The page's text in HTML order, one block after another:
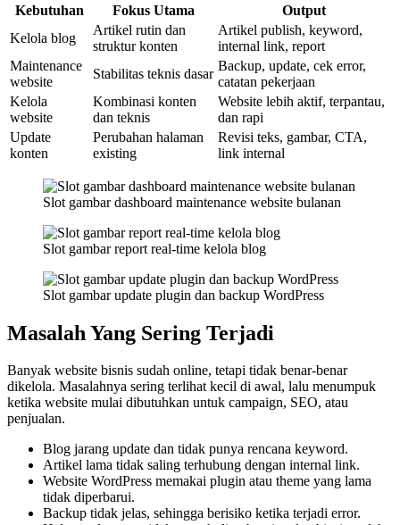
Kebutuhan
Fokus Utama
Output
Kelola blog
Artikel rutin dan
struktur konten
Artikel publish, keyword,
internal link, report
Maintenance
website
Stabilitas teknis dasar
Backup, update, cek error,
catatan pekerjaan
Kelola
website
Kombinasi konten
dan teknis
Website lebih aktif, terpantau,
dan rapi
Update
konten
Perubahan halaman
existing
Revisi teks, gambar, CTA,
link internal
Slot gambar dashboard maintenance website bulanan
Slot gambar report real-time kelola blog
Slot gambar update plugin dan backup WordPress
Masalah Yang Sering Terjadi
Banyak website bisnis sudah online, tetapi tidak benar-benar
dikelola. Masalahnya sering terlihat kecil di awal, lalu menumpuk
ketika website mulai dibutuhkan untuk campaign, SEO, atau
penjualan.
Blog jarang update dan tidak punya rencana keyword.
Artikel lama tidak saling terhubung dengan internal link.
Website WordPress memakai plugin atau theme yang lama
tidak diperbarui.
Backup tidak jelas, sehingga berisiko ketika terjadi error.